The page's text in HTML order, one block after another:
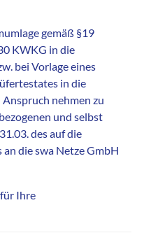
gemäß §19
KWKG in die
bei Vorlage eines
in die
nehmen zu
und selbst
des auf die
die swa Netze GmbH
Ihre